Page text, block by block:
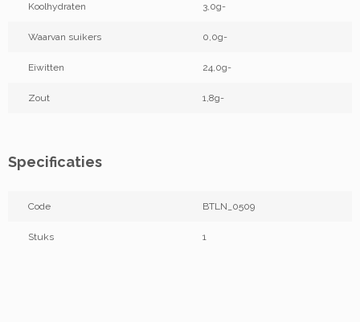
Koolhydraten 3,0g-
Waarvan suikers 0,0g-
Eiwitten 24,0g-
Zout 1,8g-
Specificaties
Code BTLN_0509
Stuks 1